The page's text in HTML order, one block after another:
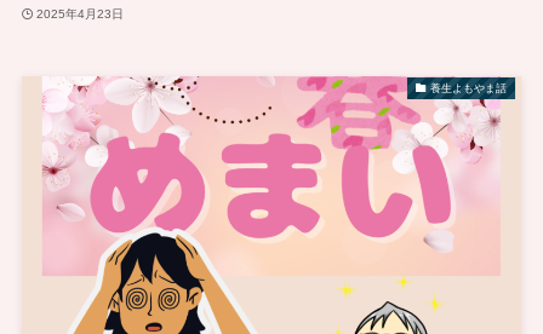
2025年4月23日
養生よもやま話